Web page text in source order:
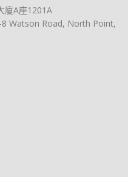
廈A座1201A
Watson Road, North Point,